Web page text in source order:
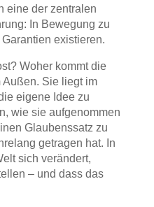
eine der zentralen
In Bewegung zu
existieren.
Woher kommt die
Außen. Sie liegt im
eigene Idee zu
wie sie aufgenommen
Glaubenssatz zu
getragen hat. In
sich verändert,
– und dass das